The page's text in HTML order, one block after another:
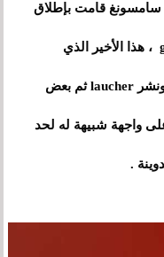
سامسونغ قامت بإطلاق
هاتفها galaxy s6 ثم جهاز آخر galaxy s6 ، هذا الأخير الذي
بإمكانك تغيير شكل هاتفك إليه بتثبيت لونشر laucher ثم بعض
واجهة شبيهة له لحد
.